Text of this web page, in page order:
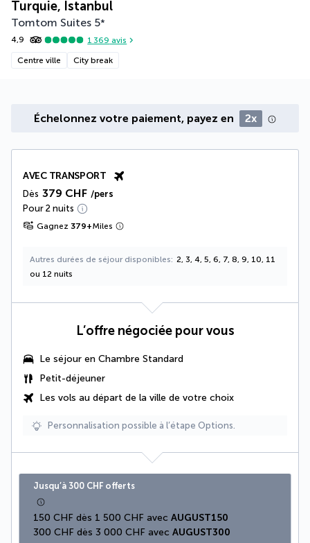
Turquie, Istanbul
Tomtom Suites 5*
4,9 1 369 avis
Centre ville City break
Échelonnez votre paiement, payez en 2x
AVEC TRANSPORT
Dès 379 CHF /pers
Pour 2 nuits
Gagnez 379+Miles
Autres durées de séjour disponibles
2, 3, 4, 5, 6, 7, 8, 9, 10, 11
ou 12 nuits
L’offre négociée pour vous
Le séjour en Chambre Standard
Petit-déjeuner
Les vols au départ de la ville de votre choix
Personnalisation possible à l’étape Options.
Jusqu’à 300 CHF offerts
150 CHF dès 1 500 CHF avec AUGUST150
300 CHF dès 3 000 CHF avec AUGUST300